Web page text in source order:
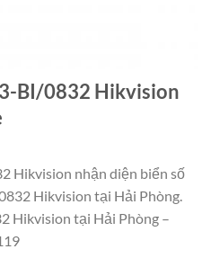
BI/0832 Hikvision
Hikvision nhận diện biển số
Hikvision tại Hải Phòng.
Hikvision tại Hải Phòng –